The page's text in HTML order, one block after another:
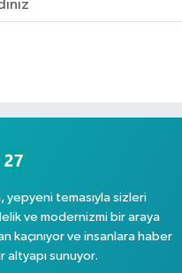
temasıyla sizleri
ve modernizmi bir araya
kaçınıyor ve insanlara haber
altyapı sunuyor.